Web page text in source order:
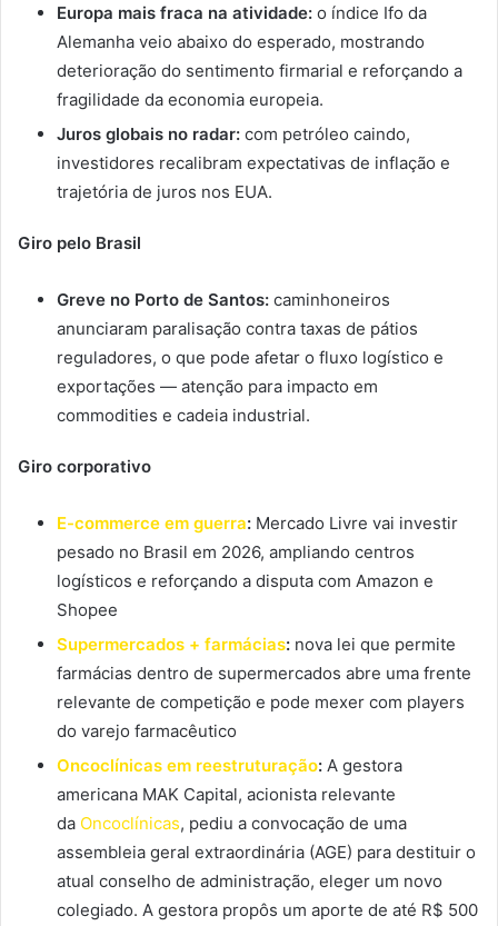
Europa mais fraca na atividade: o índice Ifo da
Alemanha veio abaixo do esperado, mostrando
deterioração do sentimento firmarial e reforçando a
fragilidade da economia europeia.
Juros globais no radar: com petróleo caindo,
investidores recalibram expectativas de inflação e
trajetória de juros nos EUA.
Giro pelo Brasil
Greve no Porto de Santos: caminhoneiros
anunciaram paralisação contra taxas de pátios
reguladores, o que pode afetar o fluxo logístico e
exportações — atenção para impacto em
commodities e cadeia industrial.
Giro corporativo
E-commerce em guerra: Mercado Livre vai investir
pesado no Brasil em 2026, ampliando centros
logísticos e reforçando a disputa com Amazon e
Shopee
Supermercados + farmácias: nova lei que permite
farmácias dentro de supermercados abre uma frente
relevante de competição e pode mexer com players
do varejo farmacêutico
Oncoclínicas em reestruturação: A gestora
americana MAK Capital, acionista relevante
da Oncoclínicas, pediu a convocação de uma
assembleia geral extraordinária (AGE) para destituir o
atual conselho de administração, eleger um novo
colegiado. A gestora propôs um aporte de até R$ 500